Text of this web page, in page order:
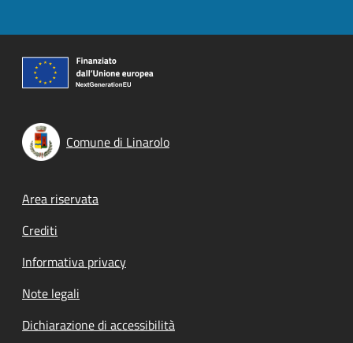
Comune di Linarolo
Footer menu
Area riservata
Crediti
Informativa privacy
Note legali
Dichiarazione di accessibilità